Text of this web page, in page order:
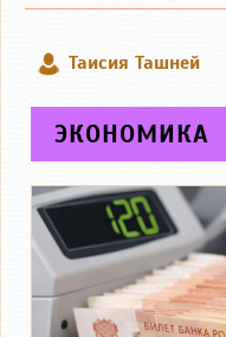
Таисия Ташней
ЭКОНОМИКА